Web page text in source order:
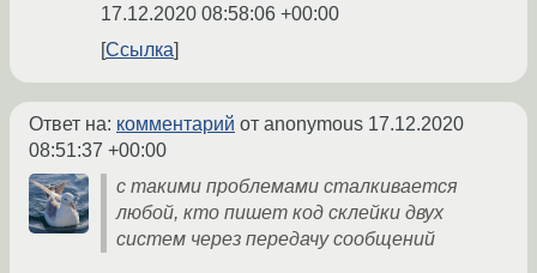
17.12.2020 08:58:06 +00:00
Ссылка
Ответ на: комментарий от anonymous 17.12.2020
08:51:37 +00:00
с такими проблемами сталкивается
любой, кто пишет код склейки двух
систем через передачу сообщений